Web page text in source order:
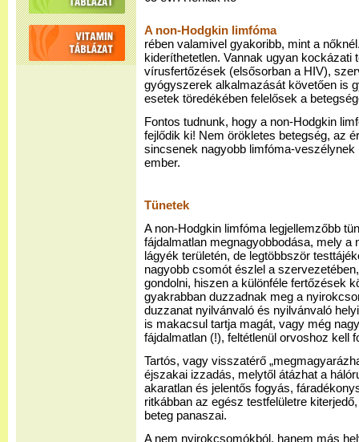
A non-Hodgkin limfóma
rében valamivel gyakoribb, mint a
kideríthetetlen. Vannak ugyan kockázati
vírusfertőzések (elsősorban a HIV),
gyógyszerek alkalmazását követően is
esetek töredékében felelősek a
Fontos tudnunk, hogy a non-Hodgkin
fejlődik ki! Nem örökletes betegség, az
sincsenek nagyobb limfóma-
ember.
Tünetek
A non-Hodgkin limfóma legjellemzőbb
fájdalmatlan megnagyobbodása, mely a
lágyék területén, de legtöbbször
nagyobb csomót észlel a
gondolni, hiszen a különféle fertőzések
gyakrabban duzzadnak meg a
duzzanat nyilvánvaló és nyilvánvaló
is makacsul tartja magát, vagy még
fájdalmatlan (!), feltétlenül orvoshoz kell
Tartós, vagy visszatérő
éjszakai izzadás, melytől átázhat a
akaratlan és jelentős fogyás,
ritkábban az egész testfelületre
beteg panaszai.
A nem nyirokcsomókból, hanem más